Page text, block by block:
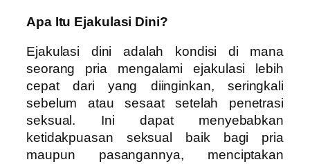
Apa Itu Ejakulasi Dini?
Ejakulasi dini adalah kondisi di mana
seorang pria mengalami ejakulasi lebih
cepat dari yang diinginkan, seringkali
sebelum atau sesaat setelah penetrasi
seksual. Ini dapat menyebabkan
ketidakpuasan seksual baik bagi pria
maupun pasangannya, menciptakan